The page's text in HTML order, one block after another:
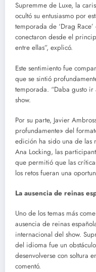
Supremme de Luxe, la
ocultó su entusiasmo por
temporada de ‘Drag
conectaron desde el
entre ellas”, explicó.
Este sentimiento fue
que se sintió
temporada. “Daba gusto
show.
Por su parte, Javier
profundamente» del
edición ha sido una de las
Ana Locking, las
que permitió que las
los retos fueran una
La ausencia de reinas
Uno de los temas más
ausencia de reinas
internacional del show.
del idioma fue un
desenvolverse con soltura
comentó.